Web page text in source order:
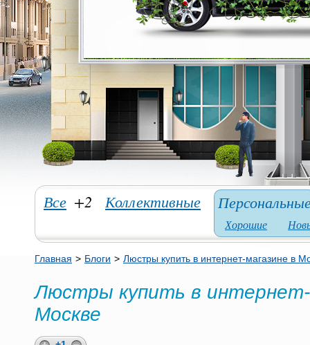
Все +2 Коллективные
Хорошие
Главная > Блоги > Люстры купить в интернет-магазине в
Люстры купить в интернет-
Москве